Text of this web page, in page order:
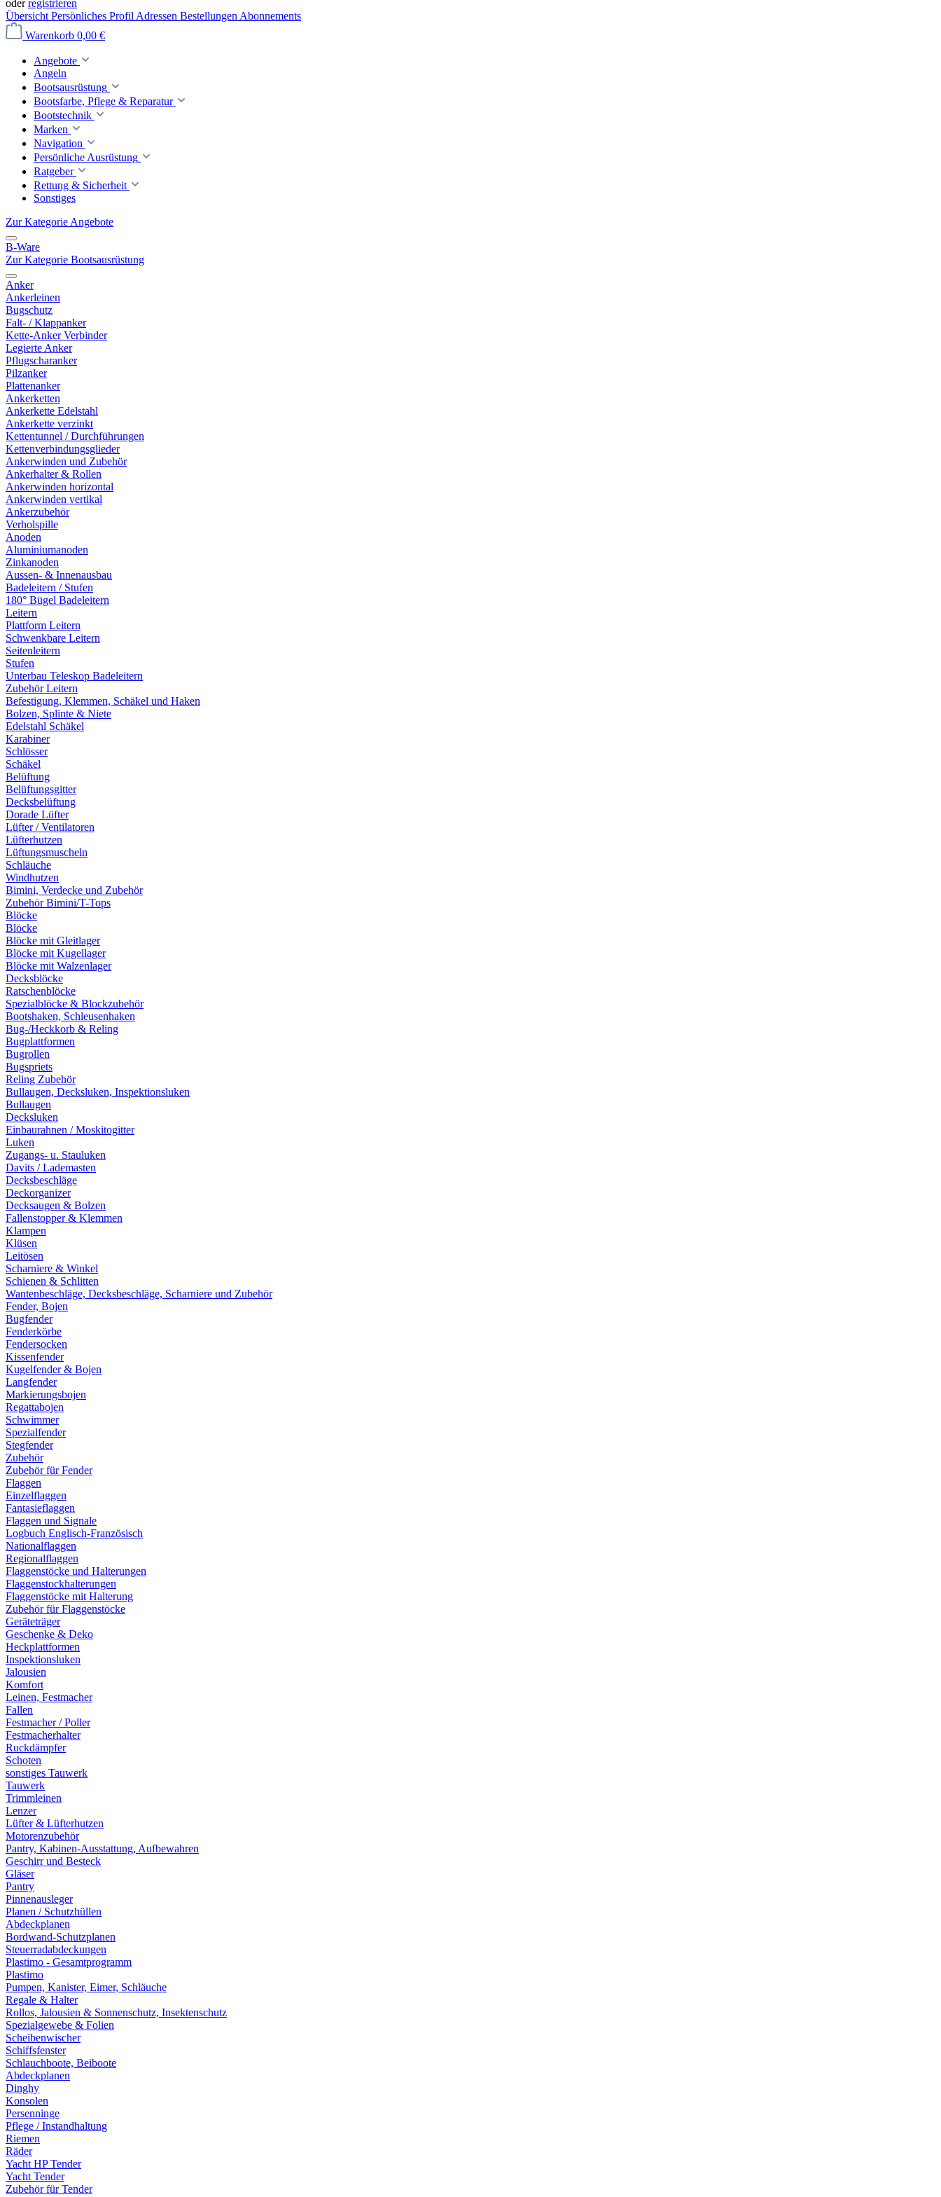
oderregistrieren
Übersicht Persönliches Profil Adressen Bestellungen Abonnements
Warenkorb 0,00 €
Angebote
Angeln
Bootsausrüstung
Bootsfarbe, Pflege & Reparatur
Bootstechnik
Marken
Navigation
Persönliche Ausrüstung
Ratgeber
Rettung & Sicherheit
Sonstiges
Zur Kategorie Angebote
B-Ware
Zur Kategorie Bootsausrüstung
Anker
Ankerleinen
Bugschutz
Falt- / Klappanker
Kette-Anker Verbinder
Legierte Anker
Pflugscharanker
Pilzanker
Plattenanker
Ankerketten
Ankerkette Edelstahl
Ankerkette verzinkt
Kettentunnel / Durchführungen
Kettenverbindungsglieder
Ankerwinden und Zubehör
Ankerhalter & Rollen
Ankerwinden horizontal
Ankerwinden vertikal
Ankerzubehör
Verholspille
Anoden
Aluminiumanoden
Zinkanoden
Aussen- & Innenausbau
Badeleitern / Stufen
180° Bügel Badeleitern
Leitern
Plattform Leitern
Schwenkbare Leitern
Seitenleitern
Stufen
Unterbau Teleskop Badeleitern
Zubehör Leitern
Befestigung, Klemmen, Schäkel und Haken
Bolzen, Splinte & Niete
Edelstahl Schäkel
Karabiner
Schlösser
Schäkel
Belüftung
Belüftungsgitter
Decksbelüftung
Dorade Lüfter
Lüfter / Ventilatoren
Lüfterhutzen
Lüftungsmuscheln
Schläuche
Windhutzen
Bimini, Verdecke und Zubehör
Zubehör Bimini/T-Tops
Blöcke
Blöcke
Blöcke mit Gleitlager
Blöcke mit Kugellager
Blöcke mit Walzenlager
Decksblöcke
Ratschenblöcke
Spezialblöcke & Blockzubehör
Bootshaken, Schleusenhaken
Bug-/Heckkorb & Reling
Bugplattformen
Bugrollen
Bugspriets
Reling Zubehör
Bullaugen, Decksluken, Inspektionsluken
Bullaugen
Decksluken
Einbaurahnen / Moskitogitter
Luken
Zugangs- u. Stauluken
Davits / Lademasten
Decksbeschläge
Deckorganizer
Decksaugen & Bolzen
Fallenstopper & Klemmen
Klampen
Klüsen
Leitösen
Scharniere & Winkel
Schienen & Schlitten
Wantenbeschläge, Decksbeschläge, Scharniere und Zubehör
Fender, Bojen
Bugfender
Fenderkörbe
Fendersocken
Kissenfender
Kugelfender & Bojen
Langfender
Markierungsbojen
Regattabojen
Schwimmer
Spezialfender
Stegfender
Zubehör
Zubehör für Fender
Flaggen
Einzelflaggen
Fantasieflaggen
Flaggen und Signale
Logbuch Englisch-Französisch
Nationalflaggen
Regionalflaggen
Flaggenstöcke und Halterungen
Flaggenstockhalterungen
Flaggenstöcke mit Halterung
Zubehör für Flaggenstöcke
Geräteträger
Geschenke & Deko
Heckplattformen
Inspektionsluken
Jalousien
Komfort
Leinen, Festmacher
Fallen
Festmacher / Poller
Festmacherhalter
Ruckdämpfer
Schoten
sonstiges Tauwerk
Tauwerk
Trimmleinen
Lenzer
Lüfter & Lüfterhutzen
Motorenzubehör
Pantry, Kabinen-Ausstattung, Aufbewahren
Geschirr und Besteck
Gläser
Pantry
Pinnenausleger
Planen / Schutzhüllen
Abdeckplanen
Bordwand-Schutzplanen
Steuerradabdeckungen
Plastimo - Gesamtprogramm
Plastimo
Pumpen, Kanister, Eimer, Schläuche
Regale & Halter
Rollos, Jalousien & Sonnenschutz, Insektenschutz
Spezialgewebe & Folien
Scheibenwischer
Schiffsfenster
Schlauchboote, Beiboote
Abdeckplanen
Dinghy
Konsolen
Persenninge
Pflege / Instandhaltung
Riemen
Räder
Yacht HP Tender
Yacht Tender
Zubehör für Tender